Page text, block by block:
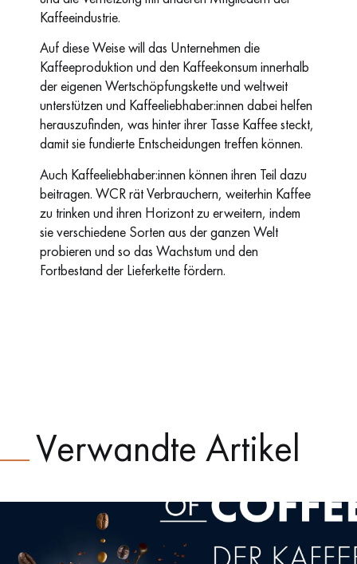
Kaffeeindustrie.
Auf diese Weise will das Unternehmen die
Kaffeeproduktion und den Kaffeekonsum innerhalb
der eigenen Wertschöpfungskette und weltweit
unterstützen und Kaffeeliebhaber:innen dabei helfen
herauszufinden, was hinter ihrer Tasse Kaffee steckt,
damit sie fundierte Entscheidungen treffen können.
Auch Kaffeeliebhaber:innen können ihren Teil dazu
beitragen. WCR rät Verbrauchern, weiterhin Kaffee
zu trinken und ihren Horizont zu erweitern, indem
sie verschiedene Sorten aus der ganzen Welt
probieren und so das Wachstum und den
Fortbestand der Lieferkette fördern.
Verwandte Artikel